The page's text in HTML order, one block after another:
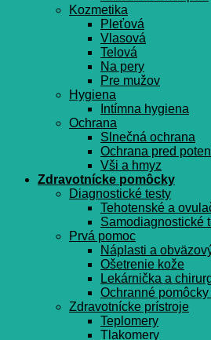
Kozmetika
Pleťová
Vlasová
Telová
Na pery
Pre mužov
Hygiena
Intímna hygiena
Ochrana
Slnečná ochrana
Ochrana pred
Vši a hmyz
Zdravotnícke pomôcky
Diagnostické testy
Tehotenské a
Samodiagnostické
Prvá pomoc
Náplasti a
Ošetrenie kože
Lekárnička a
Ochranné
Zdravotnícke prístroje
Teplomery
Tlakomery